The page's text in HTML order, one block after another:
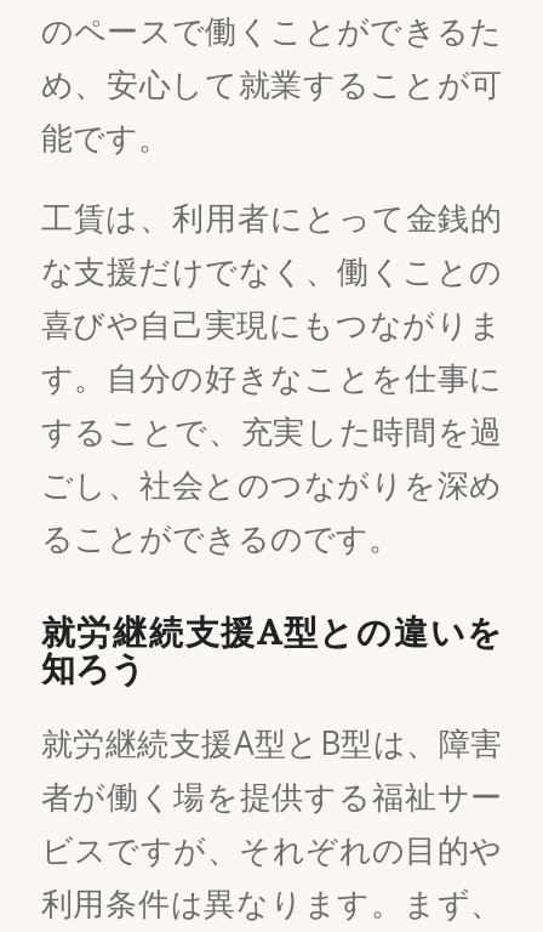
のペースで働くことができるた
め、安心して就業することが可
能です。
工賃は、利用者にとって金銭的
な支援だけでなく、働くことの
喜びや自己実現にもつながりま
す。自分の好きなことを仕事に
することで、充実した時間を過
ごし、社会とのつながりを深め
ることができるのです。
就労継続支援A型との違いを
知ろう
就労継続支援A型とB型は、障害
者が働く場を提供する福祉サー
ビスですが、それぞれの目的や
利用条件は異なります。まず、